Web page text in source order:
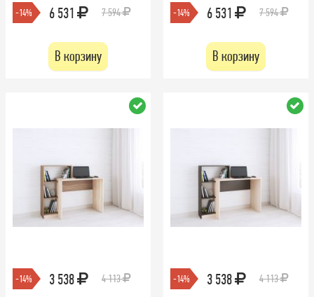
-14% 6 531 7 594
В корзину
-14% 6 531 7 594
В корзину
-14% 3 538 4 113 -14% 3 538 4 113